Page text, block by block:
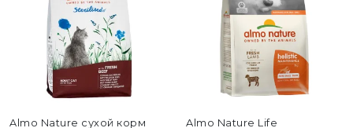
Almo Nature сухой корм Almo Nature Life